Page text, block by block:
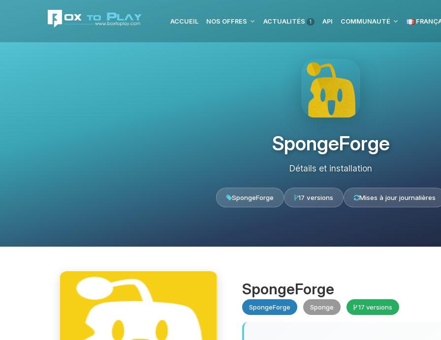
ACCUEIL NOS OFFRES ACTUALITÉS 1 API COMMUNAUTÉ
SpongeForge
Détails et installation
SpongeForge 17 versions Mises à jour journalières
SpongeForge
SpongeForge Sponge 17 versions